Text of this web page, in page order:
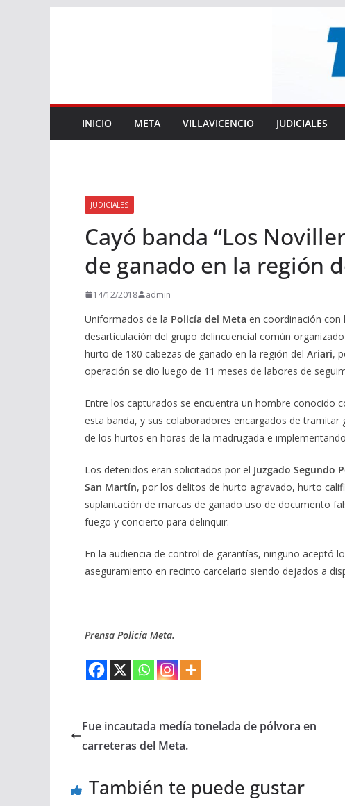
INICIO META VILLAVICENCIO JUDICIALES
JUDICIALES
Cayó banda “Los
de ganado en la región
14/12/2018 admin
Uniformados de la Policía del Meta en coordinación con
desarticulación del grupo delincuencial común organizado
hurto de 180 cabezas de ganado en la región del Ariari,
operación se dio luego de 11 meses de labores de
Entre los capturados se encuentra un hombre conocido
esta banda, y sus colaboradores encargados de
de los hurtos en horas de la madrugada e
Los detenidos eran solicitados por el Juzgado Segundo
San Martín, por los delitos de hurto agravado, hurto
suplantación de marcas de ganado uso de documento
fuego y concierto para delinquir.
En la audiencia de control de garantías, ninguno aceptó
aseguramiento en recinto carcelario siendo dejados a
Prensa Policía Meta.
Fue incautada medía tonelada de pólvora en
carreteras del Meta.
También te puede gustar